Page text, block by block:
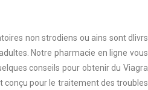
non strodiens ou ains sont dlivrs
Notre pharmacie en ligne vous
conseils pour obtenir du Viagra
conçu pour le traitement des troubles